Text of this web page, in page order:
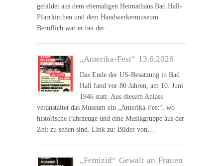
gebildet aus dem ehemaligen Heimathaus Bad Hall-
Pfarrkirchen und dem Handwerkermuseum.
Beruflich war er bei der…
„Amerika-Fest“ 13.6.2026
Das Ende der US-Besatzung in Bad
Hall fand vor 80 Jahren, am 10. Juni
1946 statt. Aus diesem Anlass
veranstaltet das Museum ein „Amerika-Fest“, wo
historische Fahrzeuge und eine Musikgruppe aus der
Zeit zu sehen sind. Link zu: Bilder von…
„Femizid“ Gewalt an Frauen